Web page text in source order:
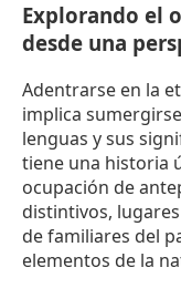
Explorando el
desde una
Adentrarse en la
implica
lenguas y sus
tiene una historia
ocupación de
distintivos,
de familiares del
elementos de la